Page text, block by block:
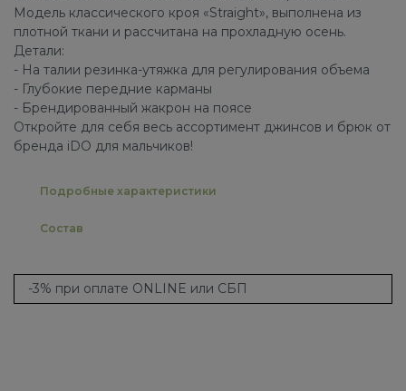
Модель классического кроя «Straight», выполнена из
плотной ткани и рассчитана на прохладную осень.
Детали:
- На талии резинка-утяжка для регулирования объема
- Глубокие передние карманы
- Брендированный жакрон на поясе
Откройте для себя весь ассортимент джинсов и брюк от
бренда iDO для мальчиков!
Подробные характеристики
Состав
-3% при оплате ONLINE или СБП